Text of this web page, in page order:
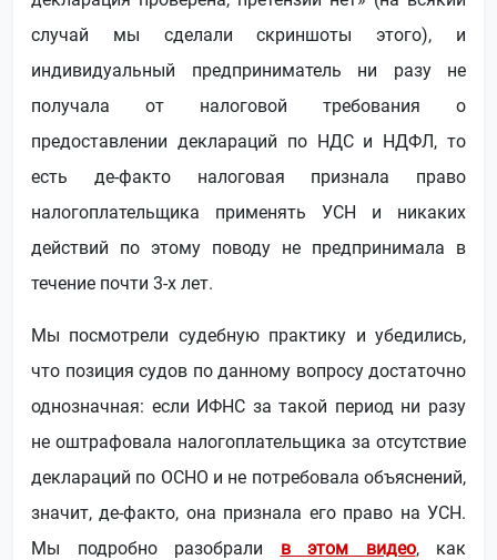
случай мы сделали скриншоты этого), и
индивидуальный предприниматель ни разу не
получала от налоговой требования о
предоставлении деклараций по НДС и НДФЛ, то
есть де-факто налоговая признала право
налогоплательщика применять УСН и никаких
действий по этому поводу не предпринимала в
течение почти 3-х лет.
Мы посмотрели судебную практику и убедились,
что позиция судов по данному вопросу достаточно
однозначная: если ИФНС за такой период ни разу
не оштрафовала налогоплательщика за отсутствие
деклараций по ОСНО и не потребовала объяснений,
значит, де-факто, она признала его право на УСН.
Мы подробно разобрали в этом видео, как